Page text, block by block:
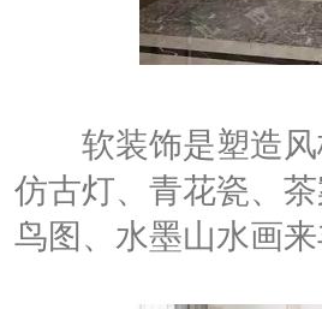
软装饰是塑造风
仿古灯、青花瓷、
鸟图、水墨山水画